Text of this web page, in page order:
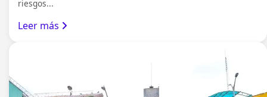
riesgos...
Leer más